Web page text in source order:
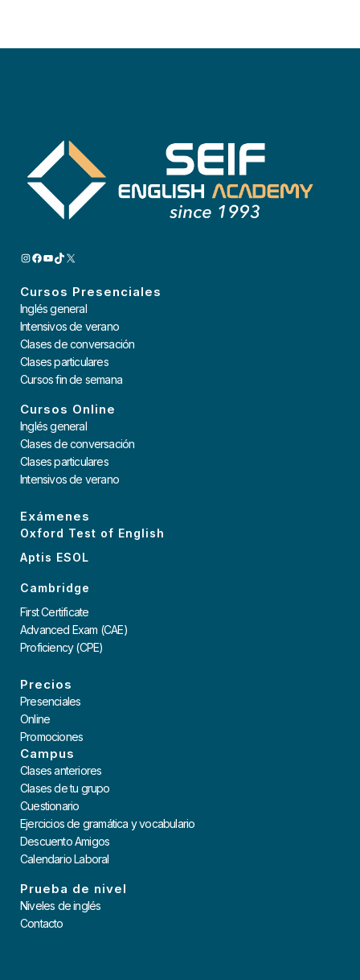
INSTAGRAM
FACEBOOK
YOUTUBE
TIKTOK
X
Cursos Presenciales
Inglés general
Intensivos de verano
Clases de conversación
Clases particulares
Cursos fin de semana
Cursos Online
Inglés general
Clases de conversación
Clases particulares
Intensivos de verano
Exámenes
Oxford Test of English
Aptis ESOL
Cambridge
First Certificate
Advanced Exam (CAE)
Proficiency (CPE)
Precios
Presenciales
Online
Promociones
Campus
Clases anteriores
Clases de tu grupo
Cuestionario
Ejercicios de gramática y vocabulario
Descuento Amigos
Calendario Laboral
Prueba de nivel
Niveles de inglés
Contacto